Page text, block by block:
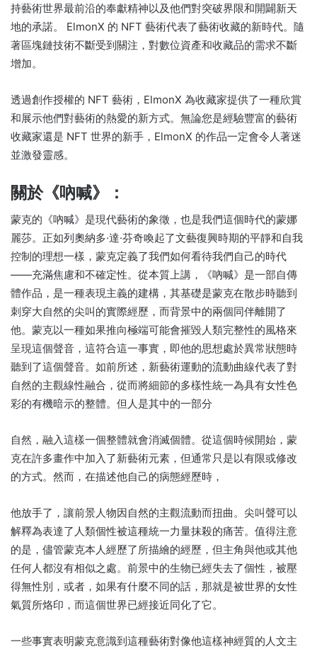
持藝術世界最前沿的奉獻精神以及他們對突破界限和開闢新天
地的承諾。 ElmonX 的 NFT 藝術代表了藝術收藏的新時代。隨
著區塊鏈技術不斷受到關注，對數位資產和收藏品的需求不斷
增加。
透過創作授權的 NFT 藝術，ElmonX 為收藏家提供了一種欣賞
和展示他們對藝術的熱愛的新方式。無論您是經驗豐富的藝術
收藏家還是 NFT 世界的新手，ElmonX 的作品一定會令人著迷
並激發靈感。
關於《吶喊》：
蒙克的《吶喊》是現代藝術的象徵，也是我們這個時代的蒙娜
麗莎。正如列奧納多·達·芬奇喚起了文藝復興時期的平靜和自我
控制的理想一樣，蒙克定義了我們如何看待我們自己的時代
——充滿焦慮和不確定性。從本質上講，《吶喊》是一部自傳
體作品，是一種表現主義的建構，其基礎是蒙克在散步時聽到
刺穿大自然的尖叫的實際經歷，而背景中的兩個同伴離開了
他。蒙克以一種如果推向極端可能會摧毀人類完整性的風格來
呈現這個聲音，這符合這一事實，即他的思想處於異常狀態時
聽到了這個聲音。如前所述，新藝術運動的流動曲線代表了對
自然的主觀線性融合，從而將細節的多樣性統一為具有女性色
彩的有機暗示的整體。但人是其中的一部分
自然，融入這樣一個整體就會消滅個體。從這個時候開始，蒙
克在許多畫作中加入了新藝術元素，但通常只是以有限或修改
的方式。然而，在描述他自己的病態經歷時，
他放手了，讓前景人物因自然的主觀流動而扭曲。尖叫聲可以
解釋為表達了人類個性被這種統一力量抹殺的痛苦。值得注意
的是，儘管蒙克本人經歷了所描繪的經歷，但主角與他或其他
任何人都沒有相似之處。前景中的生物已經失去了個性，被壓
得無性別，或者，如果有什麼不同的話，那就是被世界的女性
氣質所烙印，而這個世界已經接近同化了它。
一些事實表明蒙克意識到這種藝術對像他這樣神經質的人文主